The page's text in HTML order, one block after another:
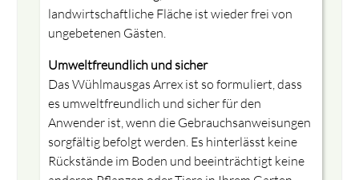
landwirtschaftliche Fläche ist wieder frei von
ungebetenen Gästen.
Umweltfreundlich und sicher
Das Wühlmausgas Arrex ist so formuliert, dass
es umweltfreundlich und sicher für den
Anwender ist, wenn die Gebrauchsanweisungen
sorgfältig befolgt werden. Es hinterlässt keine
Rückstände im Boden und beeinträchtigt keine